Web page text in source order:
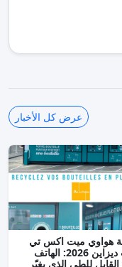
عرض كل الأخبار
هواوي ميت اكس تي
التيمت ديزاين 2026: الهاتف
القابل للطي الذي يغيّر